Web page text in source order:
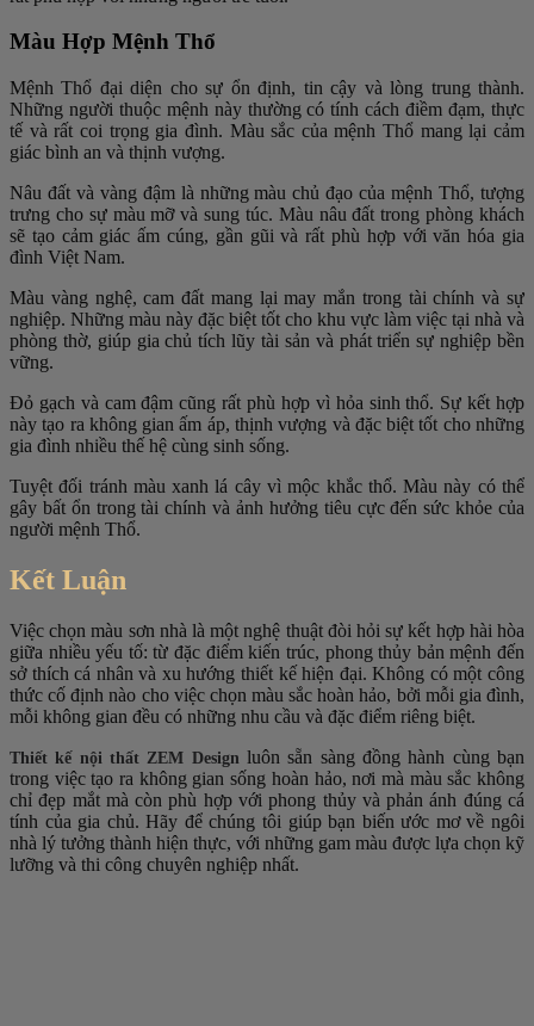
Màu Hợp Mệnh Thổ
Mệnh Thổ đại diện cho sự ổn định, tin cậy và lòng trung thành.
Những người thuộc mệnh này thường có tính cách điềm đạm, thực
tế và rất coi trọng gia đình. Màu sắc của mệnh Thổ mang lại cảm
giác bình an và thịnh vượng.
Nâu đất và vàng đậm là những màu chủ đạo của mệnh Thổ, tượng
trưng cho sự màu mỡ và sung túc. Màu nâu đất trong phòng khách
sẽ tạo cảm giác ấm cúng, gần gũi và rất phù hợp với văn hóa gia
đình Việt Nam.
Màu vàng nghệ, cam đất mang lại may mắn trong tài chính và sự
nghiệp. Những màu này đặc biệt tốt cho khu vực làm việc tại nhà và
phòng thờ, giúp gia chủ tích lũy tài sản và phát triển sự nghiệp bền
vững.
Đỏ gạch và cam đậm cũng rất phù hợp vì hỏa sinh thổ. Sự kết hợp
này tạo ra không gian ấm áp, thịnh vượng và đặc biệt tốt cho những
gia đình nhiều thế hệ cùng sinh sống.
Tuyệt đối tránh màu xanh lá cây vì mộc khắc thổ. Màu này có thể
gây bất ổn trong tài chính và ảnh hưởng tiêu cực đến sức khỏe của
người mệnh Thổ.
Kết Luận
Việc chọn màu sơn nhà là một nghệ thuật đòi hỏi sự kết hợp hài hòa
giữa nhiều yếu tố: từ đặc điểm kiến trúc, phong thủy bản mệnh đến
sở thích cá nhân và xu hướng thiết kế hiện đại. Không có một công
thức cố định nào cho việc chọn màu sắc hoàn hảo, bởi mỗi gia đình,
mỗi không gian đều có những nhu cầu và đặc điểm riêng biệt.
Thiết kế nội thất ZEM Design luôn sẵn sàng đồng hành cùng bạn
trong việc tạo ra không gian sống hoàn hảo, nơi mà màu sắc không
chỉ đẹp mắt mà còn phù hợp với phong thủy và phản ánh đúng cá
tính của gia chủ. Hãy để chúng tôi giúp bạn biến ước mơ về ngôi
nhà lý tưởng thành hiện thực, với những gam màu được lựa chọn kỹ
lưỡng và thi công chuyên nghiệp nhất.